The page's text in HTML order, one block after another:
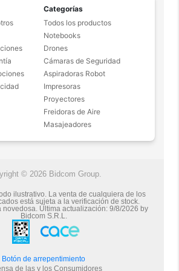
Categorías
Todos los productos
Notebooks
Drones
Cámaras de Seguridad
Aspiradoras Robot
Impresoras
Proyectores
Freidoras de Aire
Masajeadores
© 2026 Bidcom Group.
ilustrativo. La venta de cualquiera de los
está sujeta a la verificación de stock.
Última actualización: 9/8/2026 by
Bidcom S.R.L.
Botón de arrepentimiento
de las y los Consumidores